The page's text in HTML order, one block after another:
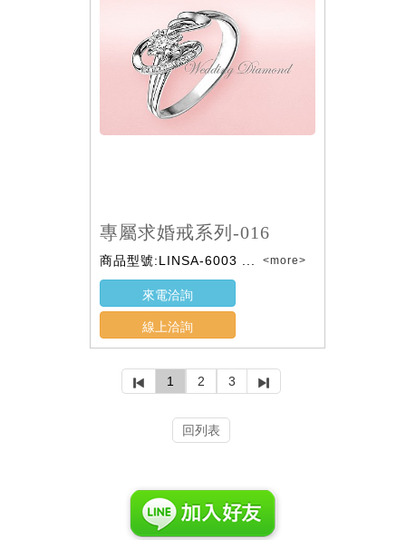
專屬求婚戒系列-016
商品型號:LINSA-6003 ... <more>
來電洽詢
線上洽詢
1 2 3
回列表